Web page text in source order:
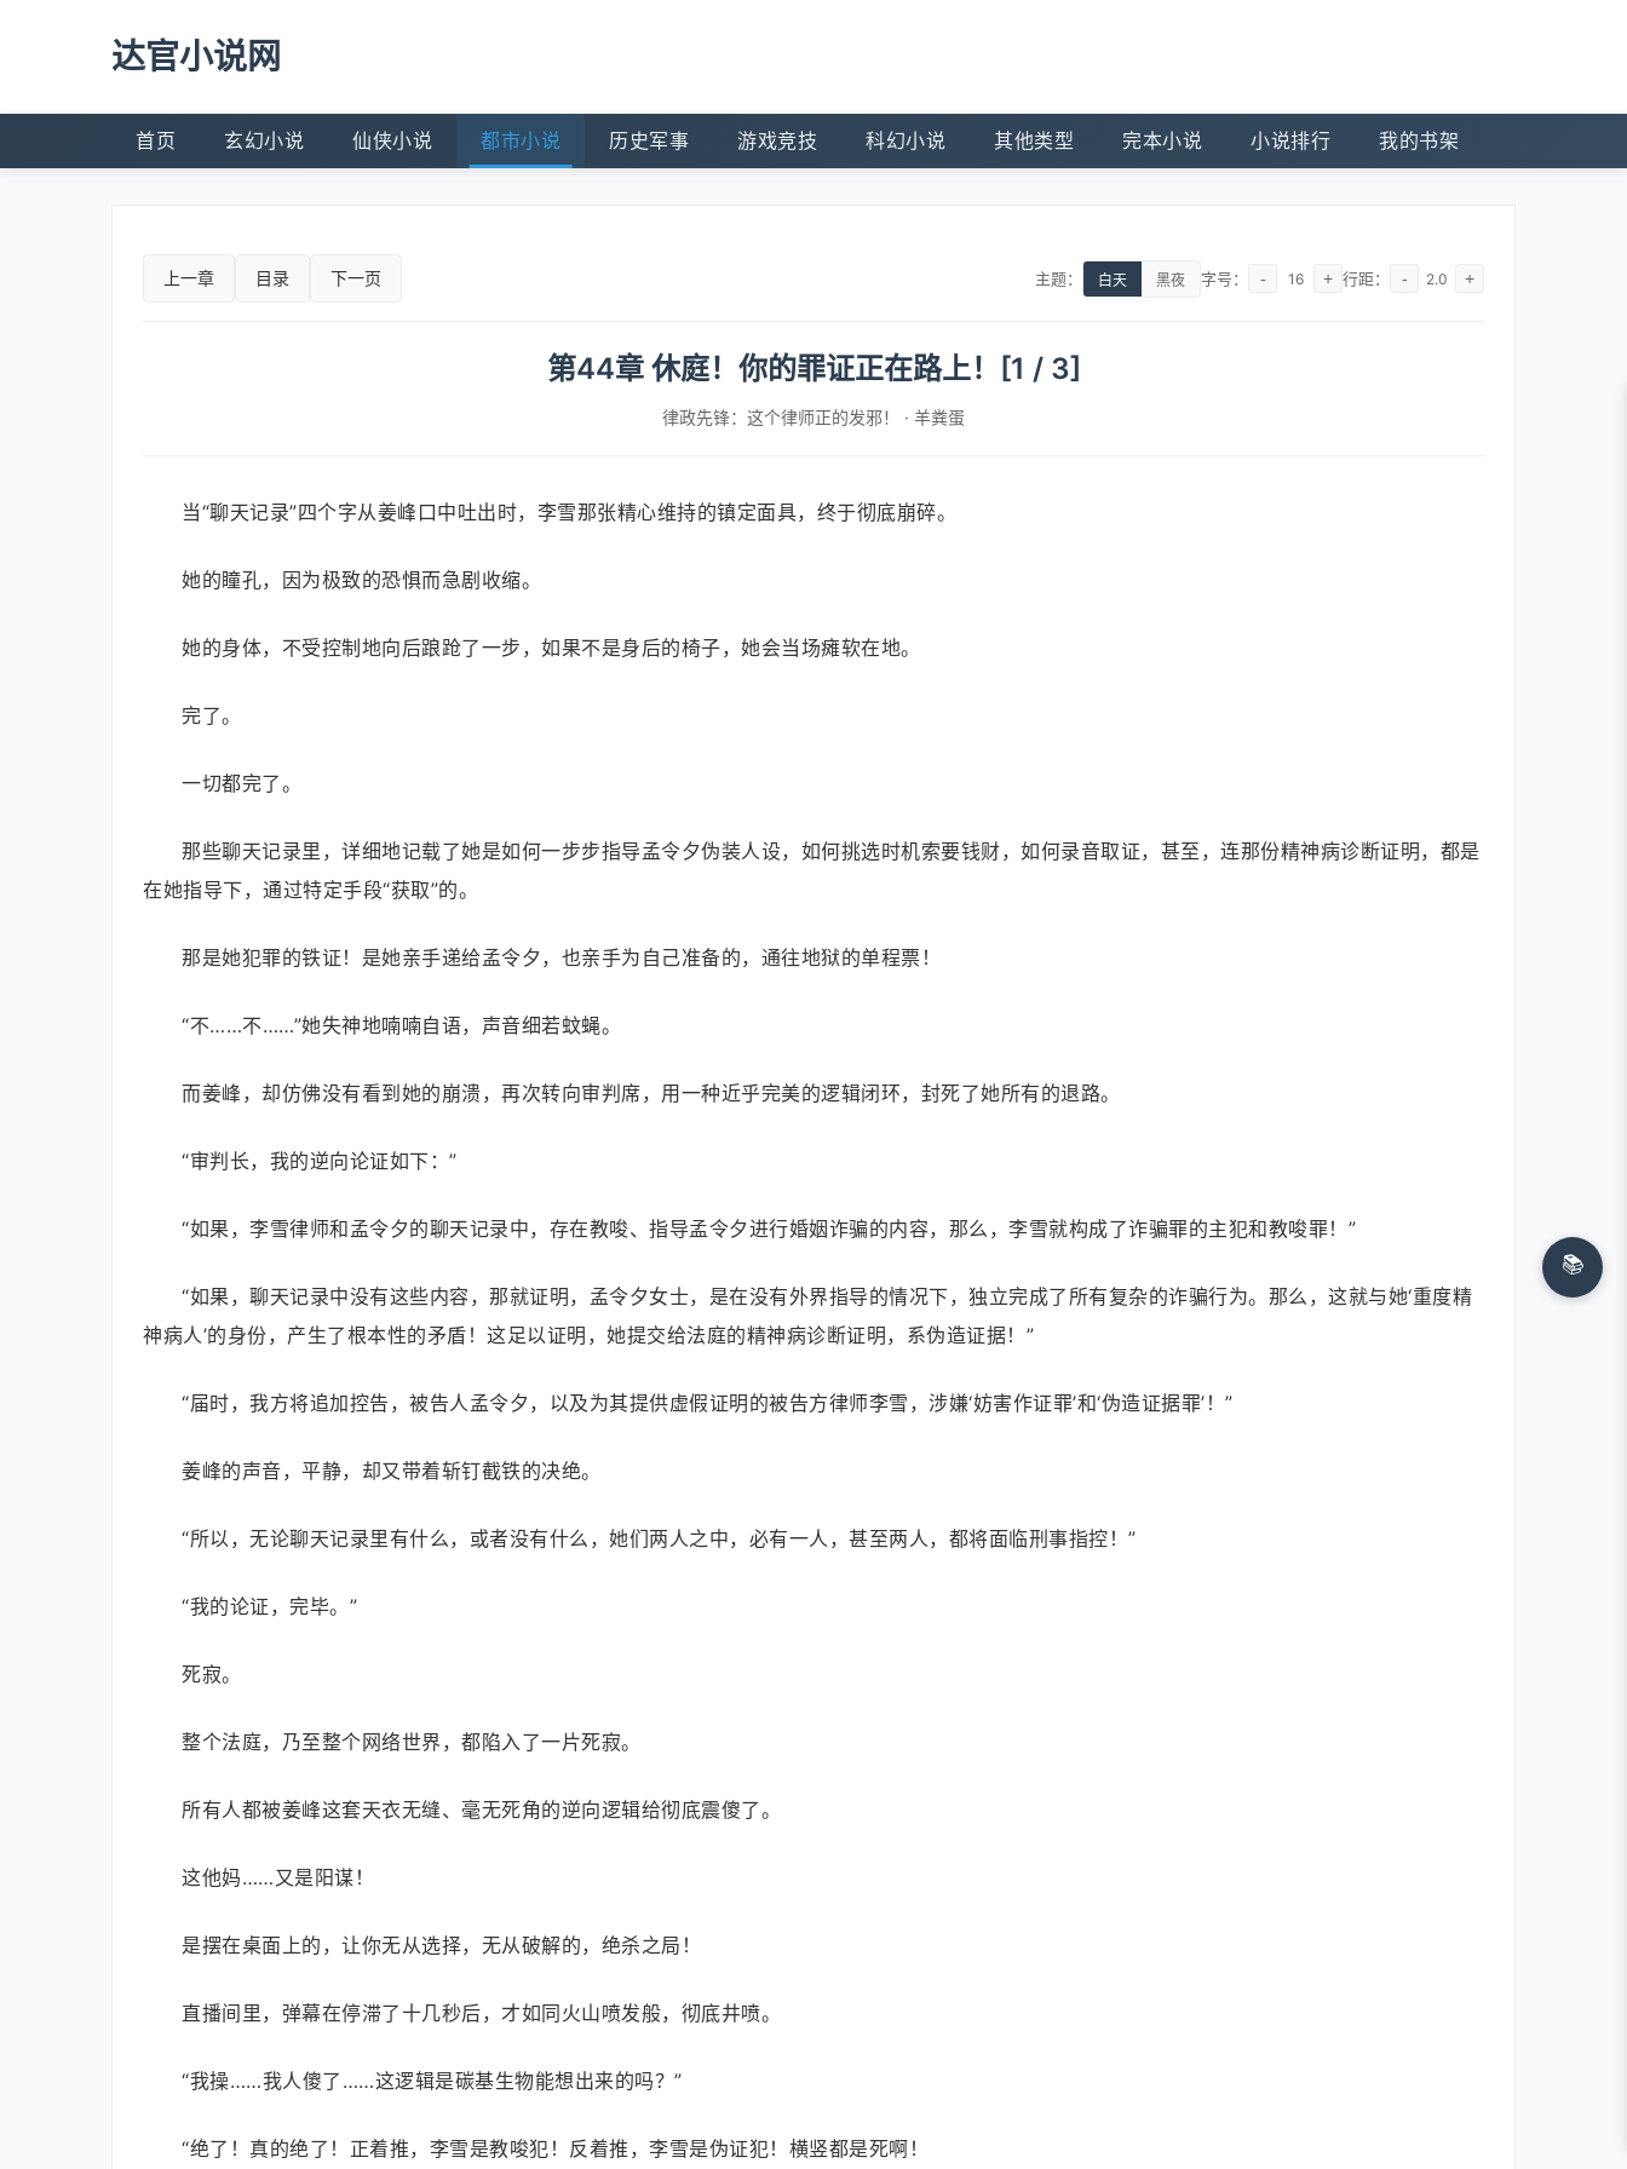
达官小说网
首页 玄幻小说 仙侠小说 都市小说 历史军事 游戏竞技 科幻小说 其他类型 完本小说 小说排行 我的书架
上一章 目录 下一页 主题： 白天 黑夜 字号： - 16 + 行距： - 2.0 +
第44章 休庭！你的罪证正在路上！[1 / 3]
律政先锋：这个律师正的发邪！ · 羊粪蛋
当“聊天记录”四个字从姜峰口中吐出时，李雪那张精心维持的镇定面具，终于彻底崩碎。
她的瞳孔，因为极致的恐惧而急剧收缩。
她的身体，不受控制地向后踉跄了一步，如果不是身后的椅子，她会当场瘫软在地。
完了。
一切都完了。
那些聊天记录里，详细地记载了她是如何一步步指导孟令夕伪装人设，如何挑选时机索要钱财，如何录音取证，甚至，连那份精神病诊断证明，都是
在她指导下，通过特定手段“获取”的。
那是她犯罪的铁证！是她亲手递给孟令夕，也亲手为自己准备的，通往地狱的单程票！
“不……不……”她失神地喃喃自语，声音细若蚊蝇。
而姜峰，却仿佛没有看到她的崩溃，再次转向审判席，用一种近乎完美的逻辑闭环，封死了她所有的退路。
“审判长，我的逆向论证如下：”
“如果，李雪律师和孟令夕的聊天记录中，存在教唆、指导孟令夕进行婚姻诈骗的内容，那么，李雪就构成了诈骗罪的主犯和教唆罪！”
“如果，聊天记录中没有这些内容，那就证明，孟令夕女士，是在没有外界指导的情况下，独立完成了所有复杂的诈骗行为。那么，这就与她‘重度精
神病人’的身份，产生了根本性的矛盾！这足以证明，她提交给法庭的精神病诊断证明，系伪造证据！”
“届时，我方将追加控告，被告人孟令夕，以及为其提供虚假证明的被告方律师李雪，涉嫌‘妨害作证罪’和‘伪造证据罪’！”
姜峰的声音，平静，却又带着斩钉截铁的决绝。
“所以，无论聊天记录里有什么，或者没有什么，她们两人之中，必有一人，甚至两人，都将面临刑事指控！”
“我的论证，完毕。”
死寂。
整个法庭，乃至整个网络世界，都陷入了一片死寂。
所有人都被姜峰这套天衣无缝、毫无死角的逆向逻辑给彻底震傻了。
这他妈……又是阳谋！
是摆在桌面上的，让你无从选择，无从破解的，绝杀之局！
直播间里，弹幕在停滞了十几秒后，才如同火山喷发般，彻底井喷。
“我操……我人傻了……这逻辑是碳基生物能想出来的吗？”
“绝了！真的绝了！正着推，李雪是教唆犯！反着推，李雪是伪证犯！横竖都是死啊！
📚